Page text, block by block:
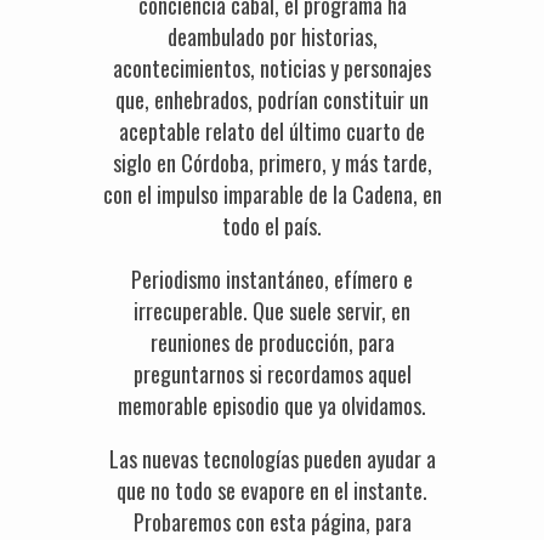
deambulado por historias,
acontecimientos, noticias y personajes
que, enhebrados, podrían constituir un
aceptable relato del último cuarto de
siglo en Córdoba, primero, y más tarde,
con el impulso imparable de la Cadena, en
todo el país.
Periodismo instantáneo, efímero e
irrecuperable. Que suele servir, en
reuniones de producción, para
preguntarnos si recordamos aquel
memorable episodio que ya olvidamos.
Las nuevas tecnologías pueden ayudar a
que no todo se evapore en el instante.
Probaremos con esta página, para